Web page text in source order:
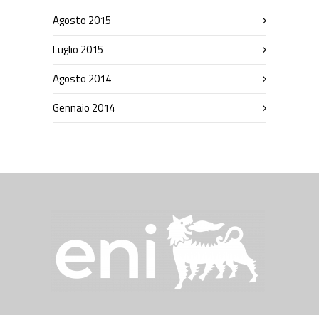
Agosto 2015
Luglio 2015
Agosto 2014
Gennaio 2014